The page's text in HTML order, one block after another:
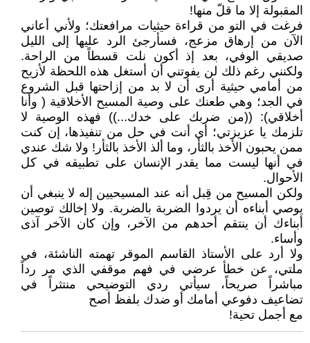
المقبولة إلا ما قلّ منها!
فرغت في التو من قراءة حيثيات مرافعتك؛ ولأني أعاني
الآن من إرهاق مزعج، فسأرجئ الرد عليها إلى الليل
صديقي الوفي، بعد إذ أكون نلت قسطاً من الراحة.
ولكنني رغم ذلك لن يفوتني أن أستغل هذه اللحظة لأزيح
من أمامي حيثية أرى أن لا بد من إزاحتها قبل الشروع
في الجد؛ وهي طعنك على وصية المسيح الأخلاقية ( وأنا
أخلاقي): ((من ضربك على خدك...)) فهذه الوصية لا
تلزمك يا عزيزتي؛ أي أنت في حل من تنفيذها، إن كنت
ممن يحبون الأخذ بالثأر، وما ألذ الأخذ بالثأر! ولا شك عندي
في أنها ليست مما يقدر الإنسان على تطبيقه في كل
الأحوال.
ولكن المسيح من قِبل أنه عند المسيحيين إله لا ينبغي أن
يوصي أبناءه أن يردوا الضربة بالضربة. ولا إخالك توصين
أبناءك أن ينتقم أحدهم من الآخر، وإن كان الآخر آذى
وأساء.
ولا أرد على الأستاذ القاسم الموقر تهمته الناشئة، في
ملتي، عن خطأ عرضي في فهم موقفي الذي مر رداً
مباشراً صريحاً، سيأتي ردي التوضيحي منتثراً في
تضاعيف دفوعي أمامك أو ضدك بلفظ أصح
مع أجمل تحية!